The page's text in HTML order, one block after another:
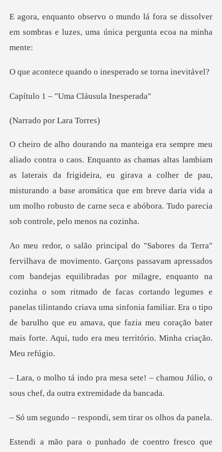
ora se dissolver
em sombras e luzes, u
ndo o inesperado s
"Uma Cláusula
por Lar
mbiam
as laterais da frigideira, eu girava a colher de pau,
misturando a base aromática que em breve d
as por milagre, enquanto na
cozinha o som ritmado de facas cortando legumes e
panelas tilintando criava uma sinfonia familiar. Era
sete! – chamou Júlio, o
sous chef
espondi, sem tirar